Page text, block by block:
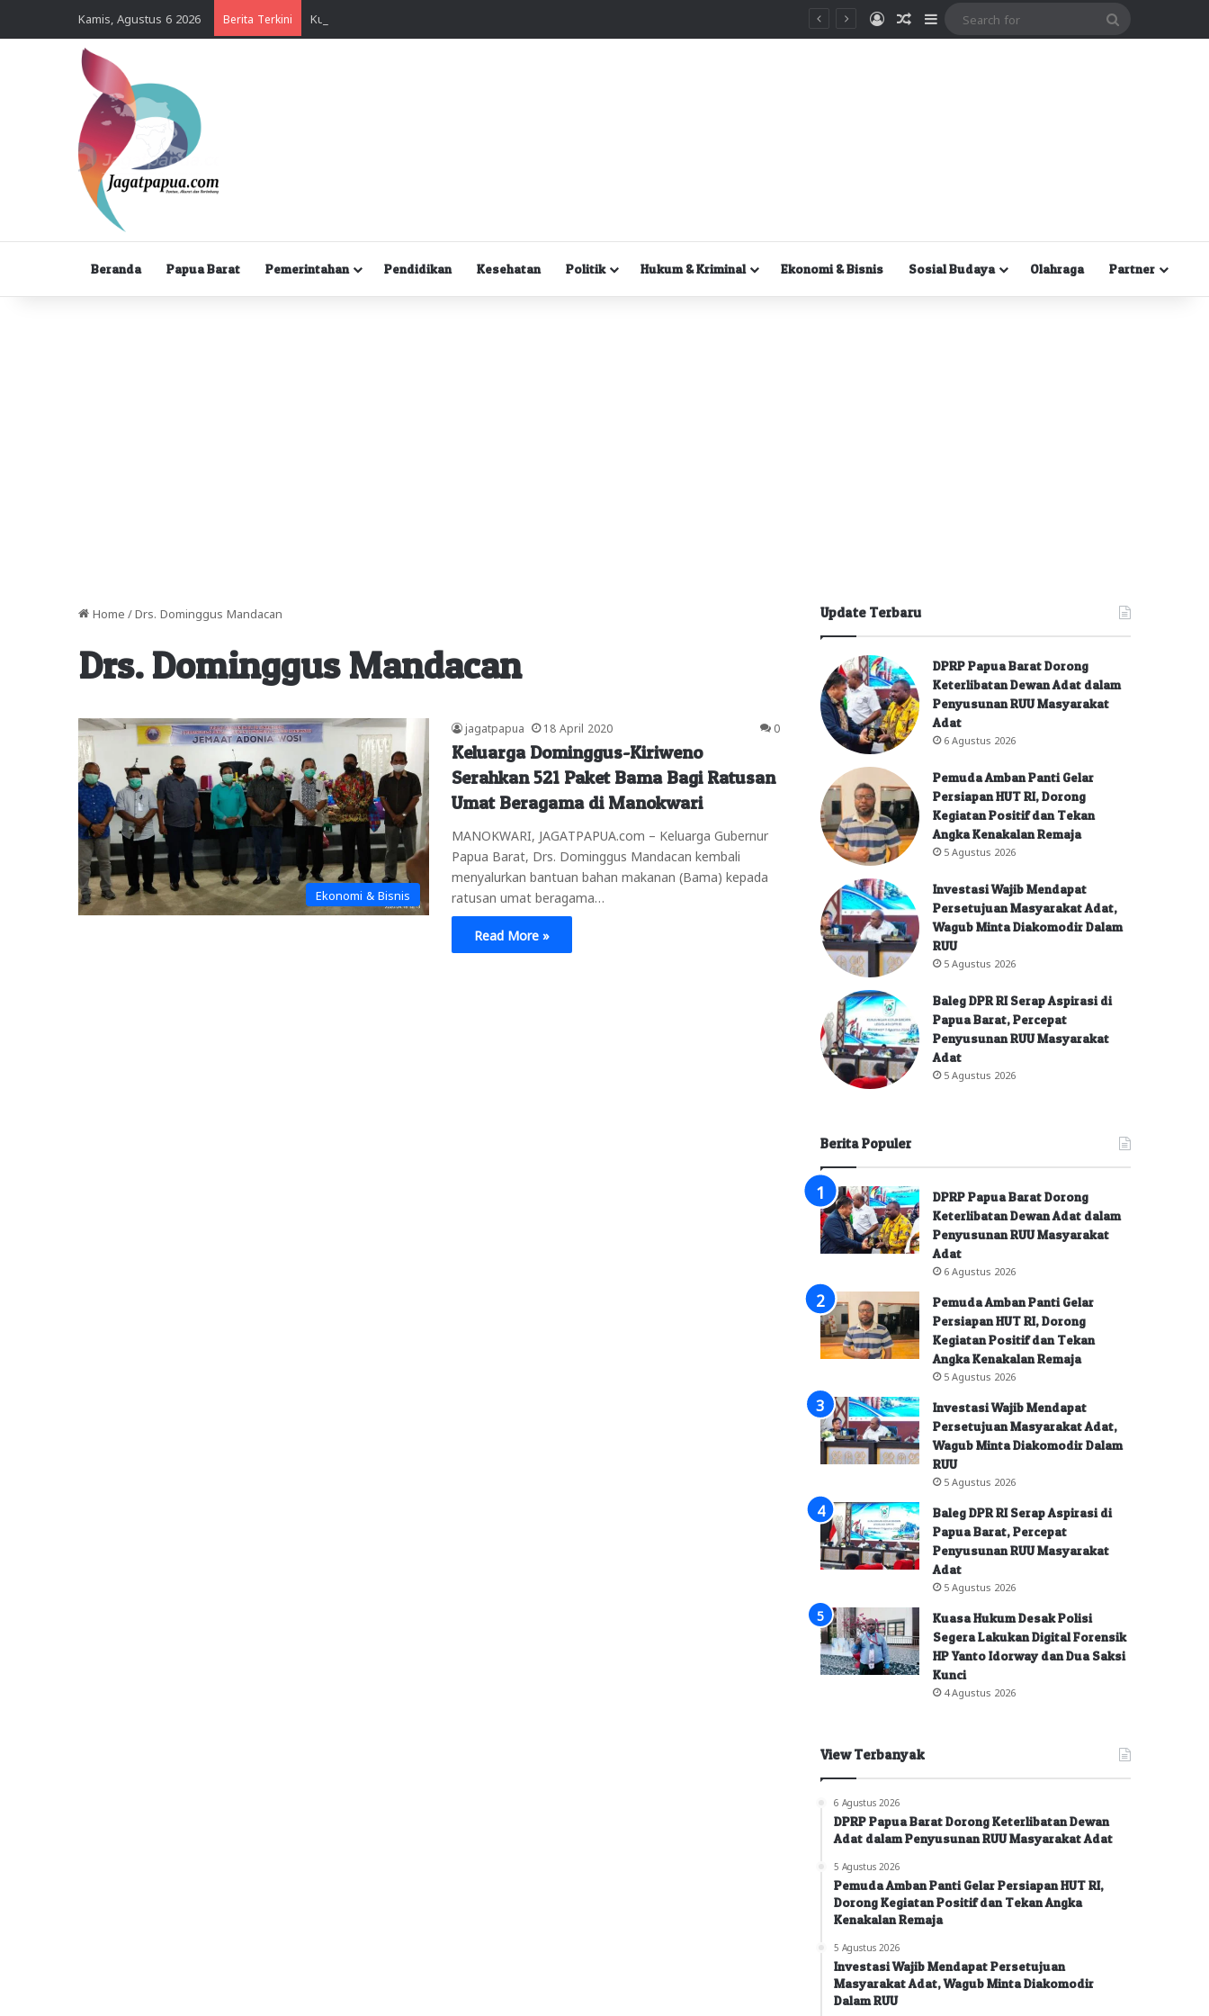
Kamis, Agustus 6 2026 Berita Terkini MasukRandom Article
Sidebar
Beranda Papua Barat Pemerintahan Pendidikan Kesehatan Politik Hukum & Kriminal Ekonomi & Bisnis Sosial Budaya Olahraga Partner
Home / Drs. Dominggus Mandacan
Drs. Dominggus Mandacan
Ekonomi & Bisnis
jagatpapua 18 April 2020 0
Keluarga Dominggus-Kiriweno
Serahkan 521 Paket Bama Bagi Ratusan
Umat Beragama di Manokwari
MANOKWARI, JAGATPAPUA.com – Keluarga Gubernur
Papua Barat, Drs. Dominggus Mandacan kembali
menyalurkan bantuan bahan makanan (Bama) kepada
ratusan umat beragama…
Read More »
Update Terbaru
DPRP Papua Barat Dorong
Keterlibatan Dewan Adat dalam
Penyusunan RUU Masyarakat
Adat
6 Agustus 2026
Pemuda Amban Panti Gelar
Persiapan HUT RI, Dorong
Kegiatan Positif dan Tekan
Angka Kenakalan Remaja
5 Agustus 2026
Investasi Wajib Mendapat
Persetujuan Masyarakat Adat,
Wagub Minta Diakomodir Dalam
RUU
5 Agustus 2026
Baleg DPR RI Serap Aspirasi di
Papua Barat, Percepat
Penyusunan RUU Masyarakat
Adat
5 Agustus 2026
Berita Populer
DPRP Papua Barat Dorong
Keterlibatan Dewan Adat dalam
Penyusunan RUU Masyarakat
Adat
6 Agustus 2026
Pemuda Amban Panti Gelar
Persiapan HUT RI, Dorong
Kegiatan Positif dan Tekan
Angka Kenakalan Remaja
5 Agustus 2026
Investasi Wajib Mendapat
Persetujuan Masyarakat Adat,
Wagub Minta Diakomodir Dalam
RUU
5 Agustus 2026
Baleg DPR RI Serap Aspirasi di
Papua Barat, Percepat
Penyusunan RUU Masyarakat
Adat
5 Agustus 2026
Kuasa Hukum Desak Polisi
Segera Lakukan Digital Forensik
HP Yanto Idorway dan Dua Saksi
Kunci
4 Agustus 2026
View Terbanyak
6 Agustus 2026
DPRP Papua Barat Dorong Keterlibatan Dewan
Adat dalam Penyusunan RUU Masyarakat Adat
5 Agustus 2026
Pemuda Amban Panti Gelar Persiapan HUT RI,
Dorong Kegiatan Positif dan Tekan Angka
Kenakalan Remaja
5 Agustus 2026
Investasi Wajib Mendapat Persetujuan
Masyarakat Adat, Wagub Minta Diakomodir
Dalam RUU